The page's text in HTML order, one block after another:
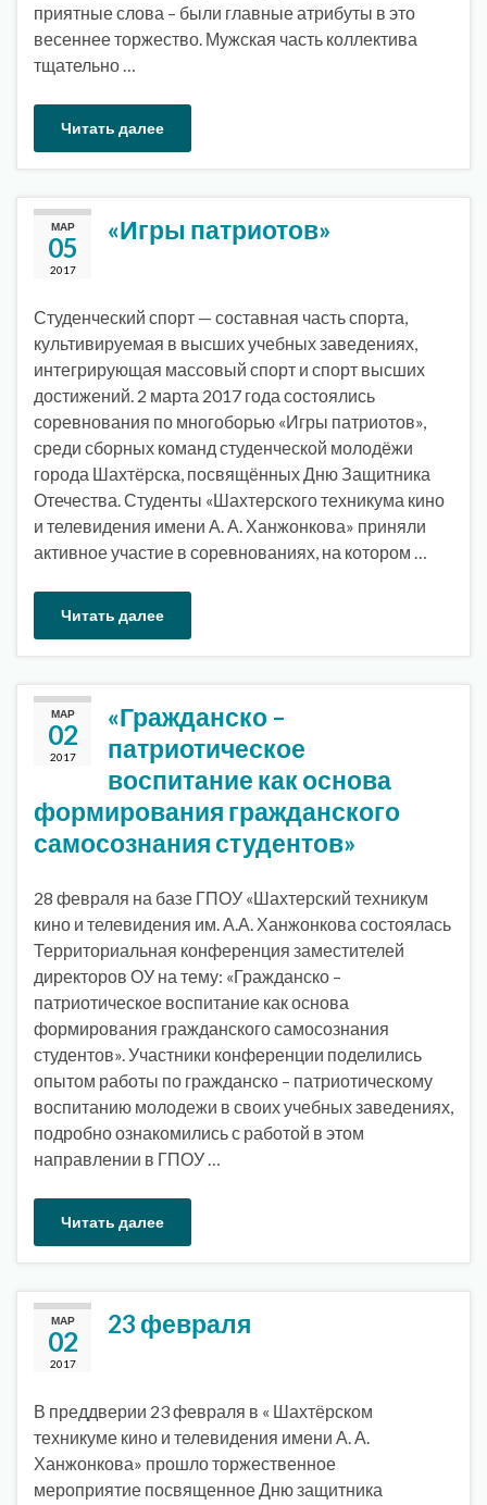
приятные слова – были главные атрибуты в это
весеннее торжество. Мужская часть коллектива
тщательно …
Читать далее
МАР
05
2017
«Игры патриотов»
Студенческий спорт — составная часть спорта,
культивируемая в высших учебных заведениях,
интегрирующая массовый спорт и спорт высших
достижений. 2 марта 2017 года состоялись
соревнования по многоборью «Игры патриотов»,
среди сборных команд студенческой молодёжи
города Шахтёрска, посвящённых Дню Защитника
Отечества. Студенты «Шахтерского техникума кино
и телевидения имени А. А. Ханжонкова» приняли
активное участие в соревнованиях, на котором …
Читать далее
МАР
02
2017
«Гражданско –
патриотическое
воспитание как основа
формирования гражданского
самосознания студентов»
28 февраля на базе ГПОУ «Шахтерский техникум
кино и телевидения им. А.А. Ханжонкова состоялась
Территориальная конференция заместителей
директоров ОУ на тему: «Гражданско –
патриотическое воспитание как основа
формирования гражданского самосознания
студентов». Участники конференции поделились
опытом работы по гражданско – патриотическому
воспитанию молодежи в своих учебных заведениях,
подробно ознакомились с работой в этом
направлении в ГПОУ …
Читать далее
МАР
02
2017
23 февраля
В преддверии 23 февраля в « Шахтёрском
техникуме кино и телевидения имени А. А.
Ханжонкова» прошло торжественное
мероприятие посвященное Дню защитника